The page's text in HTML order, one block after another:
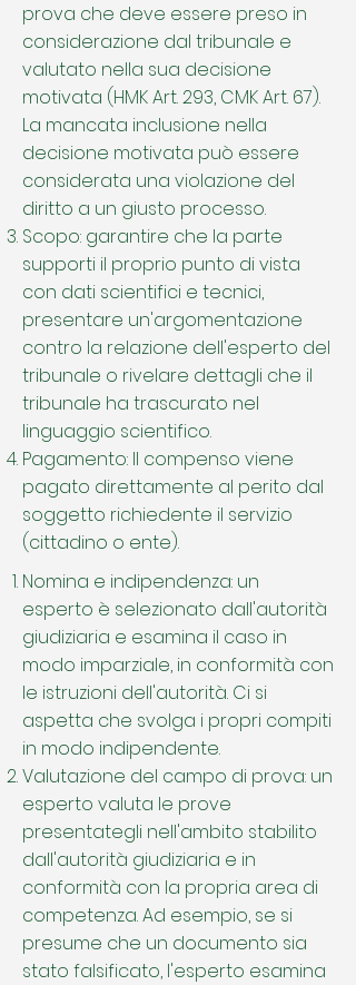
prova che deve essere preso in
considerazione dal tribunale e
valutato nella sua decisione
motivata (HMK Art. 293, CMK Art. 67).
La mancata inclusione nella
decisione motivata può essere
considerata una violazione del
diritto a un giusto processo.
Scopo: garantire che la parte
supporti il proprio punto di vista
con dati scientifici e tecnici,
presentare un'argomentazione
contro la relazione dell'esperto del
tribunale o rivelare dettagli che il
tribunale ha trascurato nel
linguaggio scientifico.
Pagamento: Il compenso viene
pagato direttamente al perito dal
soggetto richiedente il servizio
(cittadino o ente).
Nomina e indipendenza: un
esperto è selezionato dall'autorità
giudiziaria e esamina il caso in
modo imparziale, in conformità con
le istruzioni dell'autorità. Ci si
aspetta che svolga i propri compiti
in modo indipendente.
Valutazione del campo di prova: un
esperto valuta le prove
presentategli nell'ambito stabilito
dall'autorità giudiziaria e in
conformità con la propria area di
competenza. Ad esempio, se si
presume che un documento sia
stato falsificato, l'esperto esamina